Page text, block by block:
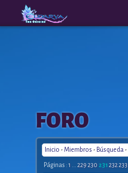
The
Origins
FORO
Inicio - Miembros - Búsqueda -
Páginas : 1 ... 229 230 231 232233